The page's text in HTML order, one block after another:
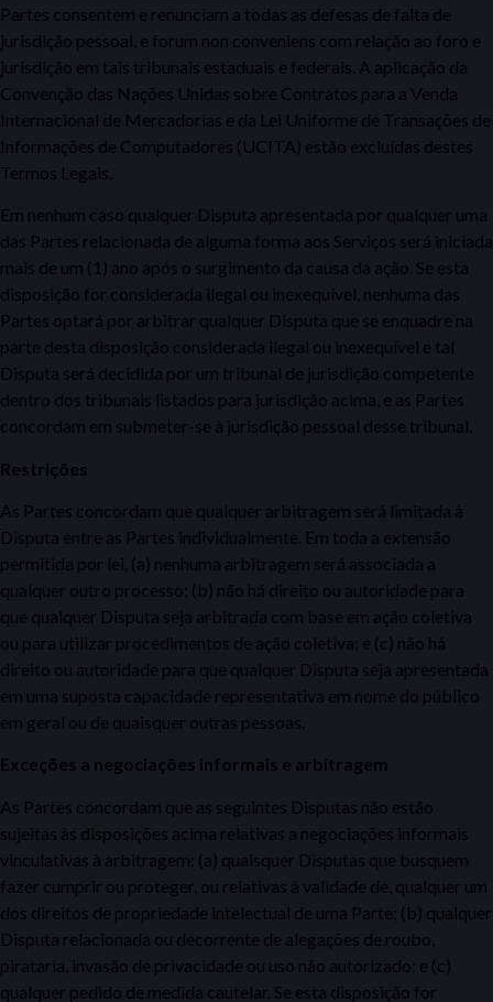
Partes consentem e renunciam a todas as defesas de falta de
jurisdição pessoal, e forum non conveniens com relação ao foro e
jurisdição em tais tribunais estaduais e federais. A aplicação da
Convenção das Nações Unidas sobre Contratos para a Venda
Internacional de Mercadorias e da Lei Uniforme de Transações de
Informações de Computadores (UCITA) estão excluídas destes
Termos Legais.
Em nenhum caso qualquer Disputa apresentada por qualquer uma
das Partes relacionada de alguma forma aos Serviços será iniciada
mais de um (1) ano após o surgimento da causa da ação. Se esta
disposição for considerada ilegal ou inexequível, nenhuma das
Partes optará por arbitrar qualquer Disputa que se enquadre na
parte desta disposição considerada ilegal ou inexequível e tal
Disputa será decidida por um tribunal de jurisdição competente
dentro dos tribunais listados para jurisdição acima, e as Partes
concordam em submeter-se à jurisdição pessoal desse tribunal.
Restrições
As Partes concordam que qualquer arbitragem será limitada à
Disputa entre as Partes individualmente. Em toda a extensão
permitida por lei, (a) nenhuma arbitragem será associada a
qualquer outro processo; (b) não há direito ou autoridade para
que qualquer Disputa seja arbitrada com base em ação coletiva
ou para utilizar procedimentos de ação coletiva; e (c) não há
direito ou autoridade para que qualquer Disputa seja apresentada
em uma suposta capacidade representativa em nome do público
em geral ou de quaisquer outras pessoas.
Exceções a negociações informais e arbitragem
As Partes concordam que as seguintes Disputas não estão
sujeitas às disposições acima relativas a negociações informais
vinculativas à arbitragem: (a) quaisquer Disputas que busquem
fazer cumprir ou proteger, ou relativas à validade de, qualquer um
dos direitos de propriedade intelectual de uma Parte; (b) qualquer
Disputa relacionada ou decorrente de alegações de roubo,
pirataria, invasão de privacidade ou uso não autorizado; e (c)
qualquer pedido de medida cautelar. Se esta disposição for